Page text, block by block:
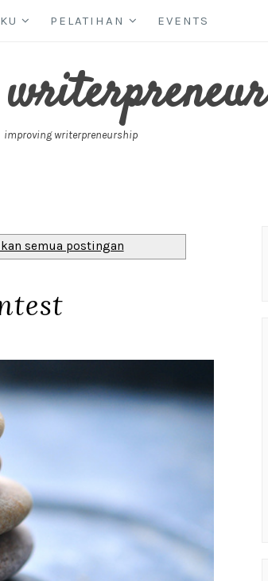
PELATIHAN EVENTS
improving writerpreneurship
semua postingan